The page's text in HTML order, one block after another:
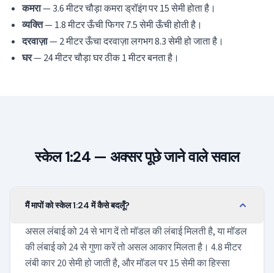
कमरा— 3.6 मीटर चौड़ा कमरा ड्रॉइंग पर 15 सेमी होता है।
व्यक्ति— 1.8 मीटर ऊँची फिगर 7.5 सेमी ऊँची होती है।
दरवाज़ा— 2 मीटर ऊँचा दरवाज़ा लगभग 8.3 सेमी हो जाता है।
घर— 24 मीटर चौड़ा घर ठीक 1 मीटर बनता है।
स्केल 1:24 — अक्सर पूछे जाने वाले सवाल
मैं मापों को स्केल 1:24 में कैसे बदलूँ?
असल लंबाई को 24 से भाग दें तो मॉडल की लंबाई मिलती है, या मॉडल
की लंबाई को 24 से गुणा करें तो असल आकार मिलता है। 4.8 मीटर
लंबी कार 20 सेमी हो जाती है, और मॉडल पर 15 सेमी का हिस्सा